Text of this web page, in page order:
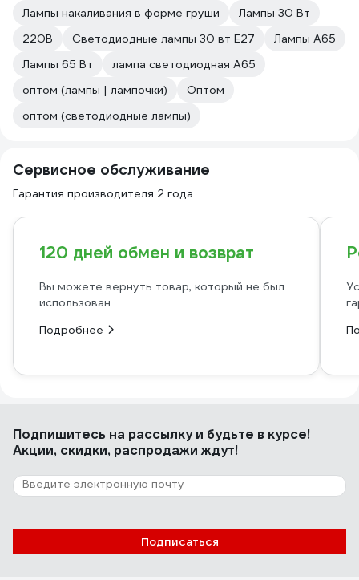
Лампы накаливания в форме груши
Лампы 30 Вт
220В
Светодиодные лампы 30 вт E27
Лампы А65
Лампы 65 Вт
лампа светодиодная А65
оптом (лампы | лампочки)
Оптом
оптом (светодиодные лампы)
Сервисное обслуживание
Гарантия производителя 2 года
120 дней обмен и возврат
Вы можете вернуть товар, который не был
использован
Подробнее
Подпишитесь на рассылкуи будьте в курсе!
Акции, скидки, распродажи ждут!
Подписаться